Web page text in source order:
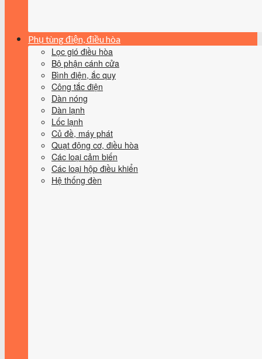
Phụ tùng điện, điều hòa
Lọc gió điều hòa
Bộ phận cánh cửa
Bình điện, ắc quy
Công tắc điện
Dàn nóng
Dàn lạnh
Lốc lạnh
Củ đề, máy phát
Quạt động cơ, điều hòa
Các loại cảm biến
Các loại hộp điều khiển
Hệ thống đèn